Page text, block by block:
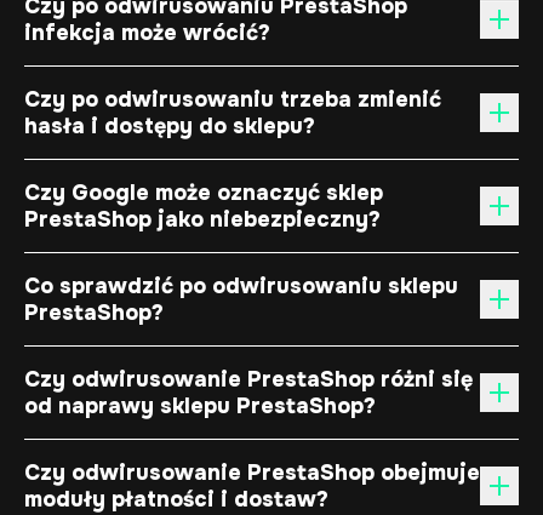
Czy po odwirusowaniu PrestaShop
infekcja może wrócić?
Czy po odwirusowaniu trzeba zmienić
hasła i dostępy do sklepu?
Czy Google może oznaczyć sklep
PrestaShop jako niebezpieczny?
Co sprawdzić po odwirusowaniu sklepu
PrestaShop?
Czy odwirusowanie PrestaShop różni się
od naprawy sklepu PrestaShop?
Czy odwirusowanie PrestaShop obejmuje
moduły płatności i dostaw?